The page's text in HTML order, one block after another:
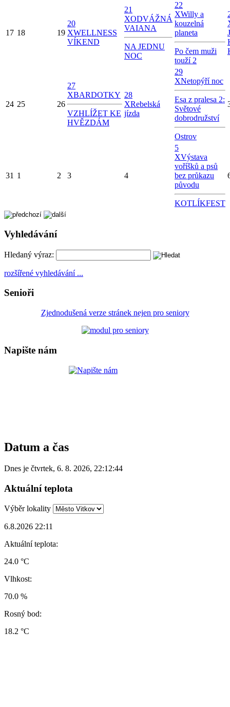
17 18 19
20
XWELLNESS
VÍKEND
21
XODVÁŽNÁ
VAIANA
NA JEDNU
NOC
22
XWilly a
kouzelná
planeta
Po čem muži
touží 2
24 25 26
27
XBARDOTKY
VZHLÍŽET KE
HVĚZDÁM
28
XRebelská
jízda
29
XNetopýří noc
Esa z pralesa 2:
Světové
dobrodružství
Ostrov
31 1 2 3 4
5
XVýstava
voříšků a psů
bez průkazu
původu
KOTLÍKFEST
Vyhledávání
Hledaný výraz:
rozšířené vyhledávání ...
Senioři
Zjednodušená verze stránek nejen pro seniory
Napište nám
Datum a čas
Dnes je čtvrtek, 6. 8. 2026, 22:12:44
Aktuální teplota
Výběr lokality
6.8.2026 22:11
Aktuální teplota:
24.0 °C
Vlhkost:
70.0 %
Rosný bod:
18.2 °C